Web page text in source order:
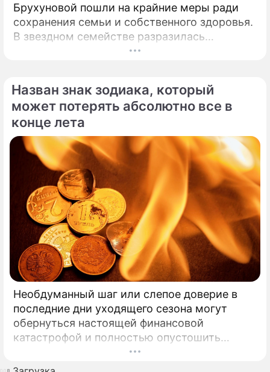
Брухуновой пошли на крайние меры ради
сохранения семьи и собственного здоровья.
В звездном семействе разразилась
настоящая тихая драма, которая вынудила
Назван знак зодиака, который
может потерять абсолютно все в
конце лета
Необдуманный шаг или слепое доверие в
последние дни уходящего сезона могут
обернуться настоящей финансовой
катастрофой и полностью опустошить
кошелек. Известная шаманка и ясновидящая
Кажетта Ахметжанова выступила с